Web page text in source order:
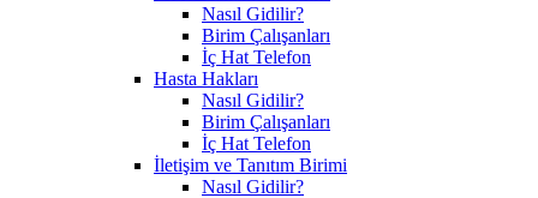
Nasıl Gidilir?
Birim Çalışanları
İç Hat Telefon
Hasta Hakları
Nasıl Gidilir?
Birim Çalışanları
İç Hat Telefon
İletişim ve Tanıtım Birimi
Nasıl Gidilir?